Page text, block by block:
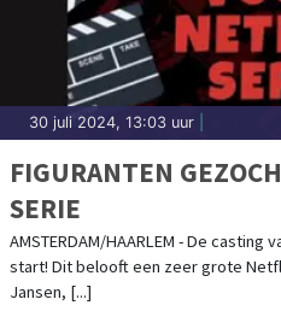
30 juli 2024, 13:03 uur
FIGURANTEN
SERIE
AMSTERDAM/HAARLEM - De
start! Dit belooft een zeer grote
Jansen, [...]